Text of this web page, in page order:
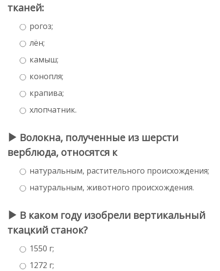
тканей:
рогоз;
лён;
камыш;
конопля;
крапива;
хлопчатник.
Волокна, полученные из шерсти
верблюда, относятся к
натуральным, растительного происхождения;
натуральным, животного происхождения.
В каком году изобрели вертикальный
ткацкий станок?
1550 г;
1272 г;